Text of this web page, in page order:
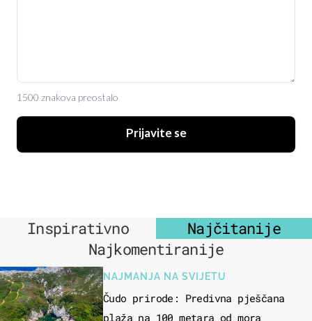
1500 znakova preostalo
Prijavite se
Inspirativno
Najčitanije
Najkomentiranije
NAJMANJA NA SVIJETU
Čudo prirode: Predivna pješčana
plaža na 100 metara od mora